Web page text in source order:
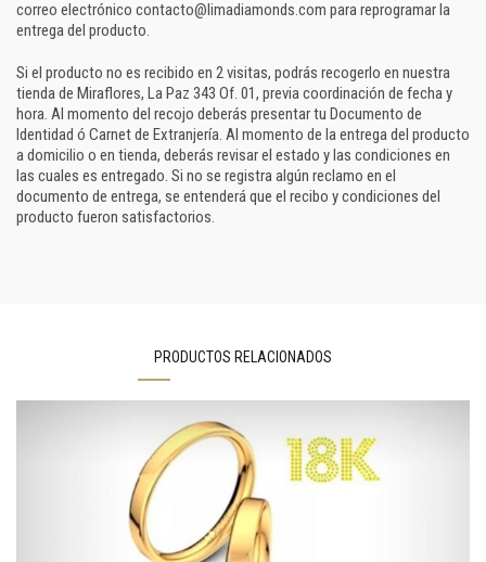
correo electrónico contacto@limadiamonds.com para reprogramar la
entrega del producto.
Si el producto no es recibido en 2 visitas, podrás recogerlo en nuestra
tienda de Miraflores, La Paz 343 Of. 01, previa coordinación de fecha y
hora. Al momento del recojo deberás presentar tu Documento de
Identidad ó Carnet de Extranjería. Al momento de la entrega del producto
a domicilio o en tienda, deberás revisar el estado y las condiciones en
las cuales es entregado. Si no se registra algún reclamo en el
documento de entrega, se entenderá que el recibo y condiciones del
producto fueron satisfactorios.
PRODUCTOS RELACIONADOS